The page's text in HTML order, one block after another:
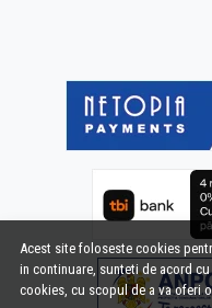
Acest site foloseste cookies
in continuare, sunteti de acord cu
cookies, cu scopul de a va oferi